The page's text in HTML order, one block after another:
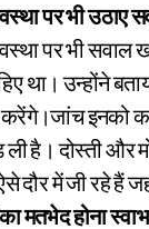
पर भी उठाए
पर भी
था। उन्होंने
इनको
है। दोस्ती और
दौर में जी रहे
मतभेद होना